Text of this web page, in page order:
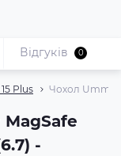
Plus Чохол Ummi
-
Відгуків 0